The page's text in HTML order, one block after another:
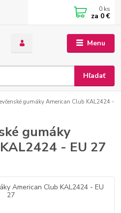
Menu
Hľadať
0 ks
za 0 €
gumáky American Club KAL2424 -
gumáky
- EU 27